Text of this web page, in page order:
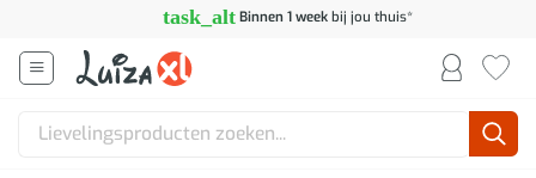
inhoud
task_alt Binnen 1 weekbij jou thuis*
Zoeken